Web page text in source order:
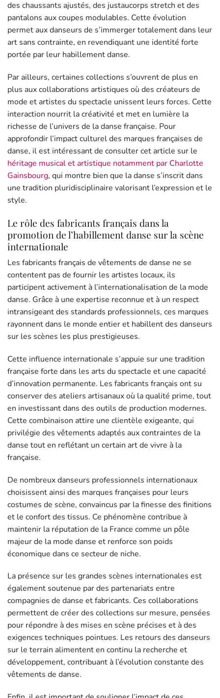
des chaussants ajustés, des justaucorps stretch et des
pantalons aux coupes modulables. Cette évolution
permet aux danseurs de s’immerger totalement dans leur
art sans contrainte, en revendiquant une identité forte
portée par leur habillement danse.
Par ailleurs, certaines collections s’ouvrent de plus en
plus aux collaborations artistiques où des créateurs de
mode et artistes du spectacle unissent leurs forces. Cette
interaction nourrit la créativité et met en lumière la
richesse de l’univers de la danse française. Pour
approfondir l’impact culturel des marques françaises de
danse, il est intéressant de consulter cet article sur le
héritage musical et artistique notamment par Charlotte
Gainsbourg, qui montre bien que la danse s’inscrit dans
une tradition pluridisciplinaire valorisant l’expression et le
style.
Le rôle des fabricants français dans la
promotion de l’habillement danse sur la scène
internationale
Les fabricants français de vêtements de danse ne se
contentent pas de fournir les artistes locaux, ils
participent activement à l’internationalisation de la mode
danse. Grâce à une expertise reconnue et à un respect
intransigeant des standards professionnels, ces marques
rayonnent dans le monde entier et habillent des danseurs
sur les scènes les plus prestigieuses.
Cette influence internationale s’appuie sur une tradition
française forte dans les arts du spectacle et une capacité
d’innovation permanente. Les fabricants français ont su
conserver des ateliers artisanaux où la qualité prime, tout
en investissant dans des outils de production modernes.
Cette combinaison attire une clientèle exigeante, qui
privilégie des vêtements adaptés aux contraintes de la
danse tout en reflétant un certain art de vivre à la
française.
De nombreux danseurs professionnels internationaux
choisissent ainsi des marques françaises pour leurs
costumes de scène, convaincus par la finesse des finitions
et le confort des tissus. Ce phénomène contribue à
maintenir la réputation de la France comme un pôle
majeur de la mode danse et renforce son poids
économique dans ce secteur de niche.
La présence sur les grandes scènes internationales est
également soutenue par des partenariats entre
compagnies de danse et fabricants. Ces collaborations
permettent de créer des collections sur mesure, pensées
pour répondre à des mises en scène précises et à des
exigences techniques pointues. Les retours des danseurs
sur le terrain alimentent en continu la recherche et
développement, contribuant à l’évolution constante des
vêtements de danse.